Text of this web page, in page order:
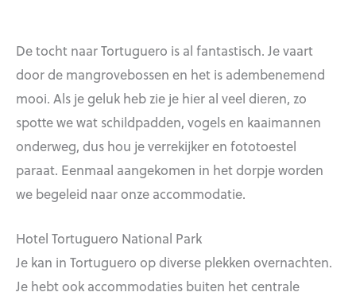
De tocht naar Tortuguero is al fantastisch. Je vaart
door de mangrovebossen en het is adembenemend
mooi. Als je geluk heb zie je hier al veel dieren, zo
spotte we wat schildpadden, vogels en kaaimannen
onderweg, dus hou je verrekijker en fototoestel
paraat. Eenmaal aangekomen in het dorpje worden
we begeleid naar onze accommodatie.
Hotel Tortuguero National Park
Je kan in Tortuguero op diverse plekken overnachten.
Je hebt ook accommodaties buiten het centrale